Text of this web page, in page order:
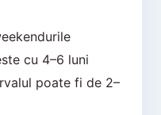
cu 4–6 luni
poate fi de 2–